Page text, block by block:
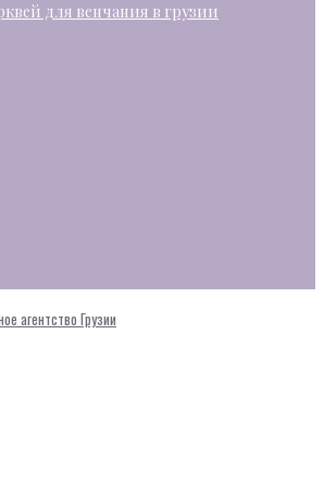
для венчания в грузии
агентство Грузии